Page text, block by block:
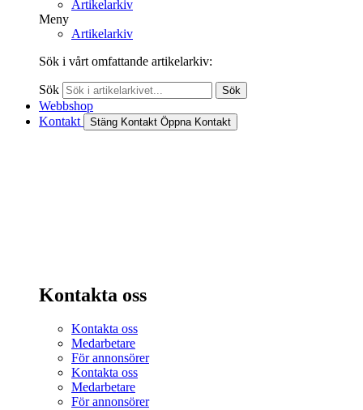
Artikelarkiv
Meny
Artikelarkiv
Sök i vårt omfattande artikelarkiv:
Sök Sök
Webbshop
Kontakt
Stäng Kontakt Öppna Kontakt
Kontakta oss
Kontakta oss
Medarbetare
För annonsörer
Kontakta oss
Medarbetare
För annonsörer